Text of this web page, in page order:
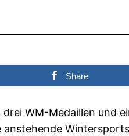
Share
drei WM-Medaillen und
anstehende